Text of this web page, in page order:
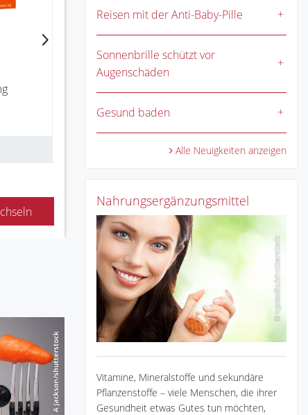
Reisen mit der Anti-Baby-Pille
Sonnenbrille schützt vor
Augenschäden
Gesund baden
Alle Neuigkeiten anzeigen
Nahrungsergänzungsmittel
Vitamine, Mineralstoffe und sekundäre
Pflanzenstoffe – viele Menschen, die ihrer
Gesundheit etwas Gutes tun möchten,